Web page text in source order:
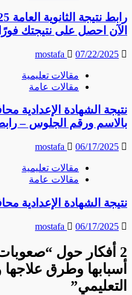
الآن احصل على نتيجتك فورًا
mostafa 07/22/2025
مقالات تعليمية
مقالات عامة
بالاسم ورقم الجلوس –
mostafa 06/17/2025
مقالات تعليمية
مقالات عامة
نتيجة الشهادة الإعدادية محافظة
mostafa 06/17/2025
2 أفكار حول “
صعوبات
أسبابها وطرق
التعليمي”